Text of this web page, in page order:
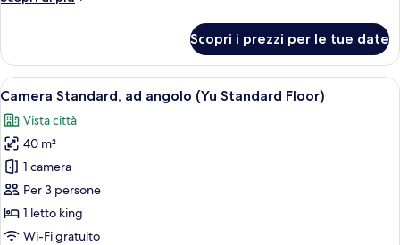
Floor)
familiare
(Rei
Premium
Scopri i prezzi per le tue date
Apri
tutte
le
foto
per
Camera
Standard,
ad
Camera d'albergo moderna con un
6
Camera Standard, ad angolo (Yu Standard Floor)
Vista città
40 m²
1 camera
Per 3 persone
1 letto king
Wi-Fi gratuito